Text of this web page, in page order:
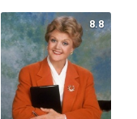
8.8